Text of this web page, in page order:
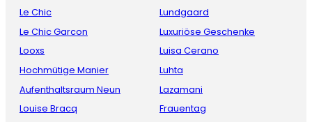
Le Chic
Le Chic Garcon
Looxs
Hochmütige Manier
Aufenthaltsraum Neun
Louise Bracq
Lundgaard
Luxuriöse Geschenke
Luisa Cerano
Luhta
Lazamani
Frauentag